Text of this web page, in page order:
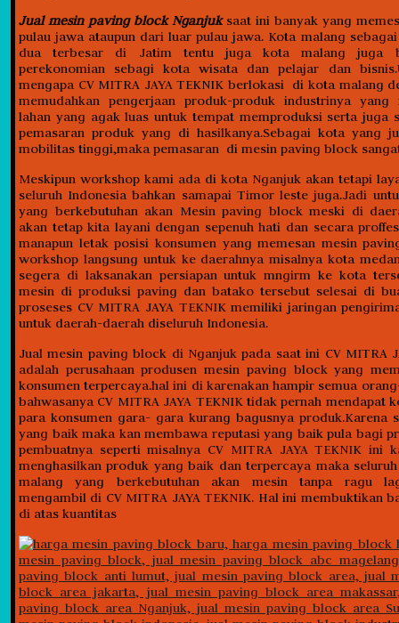
Jual mesin paving block Nganjuksaat ini banyak yang
pulau jawa ataupun dari luar pulau jawa. Kota malang
dua terbesar di Jatim tentu juga kota malang juga
perekonomian sebagi kota wisata dan pelajar dan
mengapa CV MITRA JAYA TEKNIK berlokasi di kota malang
memudahkan pengerjaan produk-produk industrinya yang
lahan yang agak luas untuk tempat memproduksi serta juga
pemasaran produk yang di hasilkanya.Sebagai kota yang
mobilitas tinggi,maka pemasaran di mesin paving block
Meskipun workshop kami ada di kota Nganjuk akan tetapi
seluruh Indonesia bahkan samapai Timor leste juga.Jadi
yang berkebutuhan akan Mesin paving block meski di
akan tetap kita layani dengan sepenuh hati dan secara
manapun letak posisi konsumen yang memesan mesin
workshop langsung untuk ke daerahnya misalnya kota
segera di laksanakan persiapan untuk mngirm ke kota
mesin di produksi paving dan batako tersebut selesai di
proseses CV MITRA JAYA TEKNIK memiliki jaringan
untuk daerah-daerah diseluruh Indonesia.
Jual mesin paving block di Nganjuk pada saat ini CV MITRA
adalah perusahaan produsen mesin paving block yang
konsumen terpercaya.hal ini di karenakan hampir semua
bahwasanya CV MITRA JAYA TEKNIK tidak pernah mendapat
para konsumen gara- gara kurang bagusnya produk.Karena
yang baik maka kan membawa reputasi yang baik pula bagi
pembuatnya seperti misalnya CV MITRA JAYA TEKNIK ini
menghasilkan produk yang baik dan terpercaya maka
malang yang berkebutuhan akan mesin tanpa ragu
mengambil di CV MITRA JAYA TEKNIK. Hal ini membuktikan
di atas kuantitas